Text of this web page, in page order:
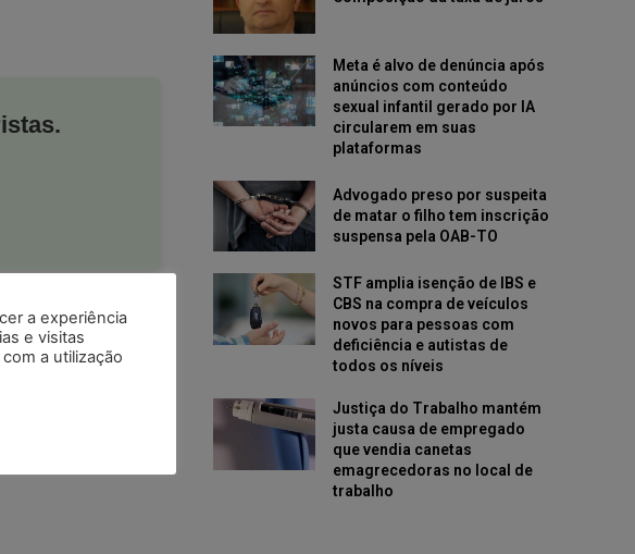
Seguir no Google
Meta é alvo de denúncia após
anúncios com conteúdo
sexual infantil gerado por IA
circularem em suas
plataformas
Advogado preso por suspeita
de matar o filho tem inscrição
suspensa pela OAB-TO
STF amplia isenção de IBS e
CBS na compra de veículos
novos para pessoas com
deficiência e autistas de
todos os níveis
Justiça do Trabalho mantém
justa causa de empregado
que vendia canetas
emagrecedoras no local de
trabalho
a experiência
e visitas
a utilização